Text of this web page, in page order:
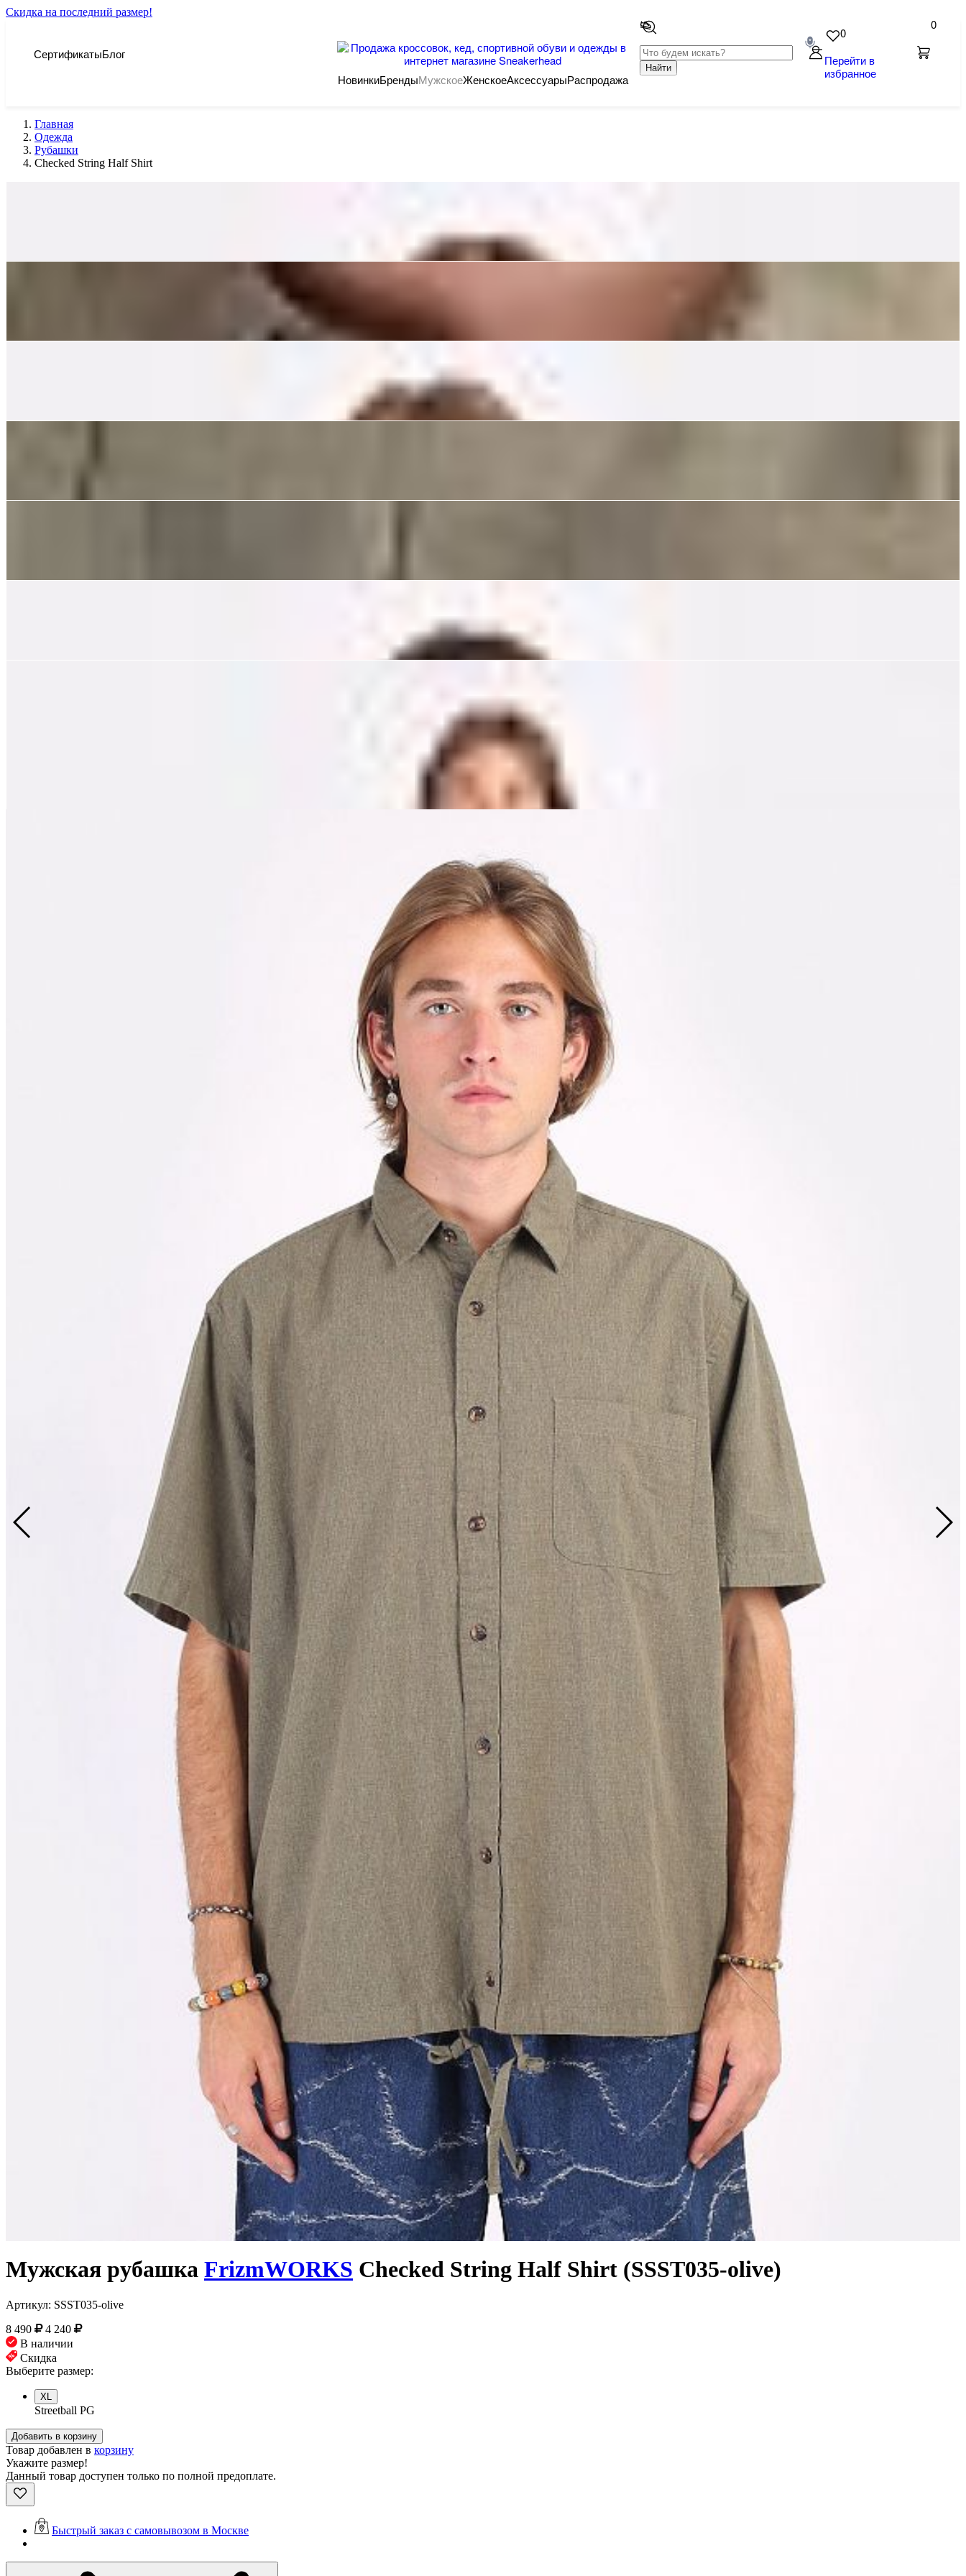
Скидка на последний размер!
СертификатыБлог
Найти
0
Перейти в
избранное
0
НовинкиБрендыМужскоеЖенскоеАксессуарыРаспродажа
Главная
Одежда
Рубашки
Checked String Half Shirt
Мужская рубашка FrizmWORKS Checked String Half Shirt (SSST035-olive)
Артикул: SSST035-olive
8 490
4 240
В наличии
Скидка
Выберите размер:
XL
Streetball PG
Добавить в корзину
Товар добавлен в корзину
Укажите размер!
Данный товар доступен только по полной предоплате.
Быстрый заказ с самовывозом в Москве